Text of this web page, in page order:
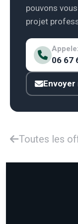
pouvons
projet
06 67
Toutes les